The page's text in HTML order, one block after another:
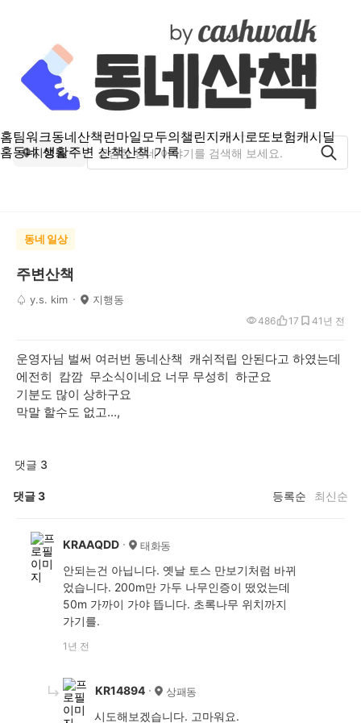
홈팀워크동네산책런마일모두의챌린지캐시로또보험캐시딜
홈동네 생활주변 산책산책 기록
지행동
동네 일상
주변산책
♤ y.s. kim 지행동
1년 전
486 17 4
운영자님 벌써 여러번 동네산책 캐쉬적립 안된다고 하였는데
에전히 캄깜 무소식이네요 너무 무성히 하군요
기분도 많이 상하구요
막말 할수도 없고...,
댓글 3
댓글3 등록순 최신순
KRAAQDD 태화동
안되는건 아닙니다. 옛날 토스 만보기처럼 바뀌
었습니다. 200m만 가두 나무인증이 떴었는데
50m 가까이 가야 뜹니다. 초록나무 위치까지
가기를.
1년 전
KR14894 상패동
시도해보겠습니다. 고마워요.